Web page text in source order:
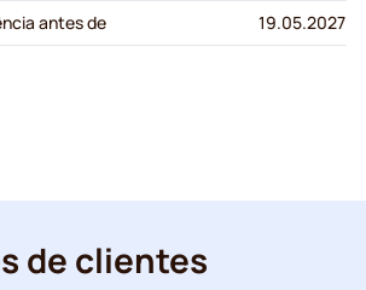
antes de
19.05.2027
de clientes